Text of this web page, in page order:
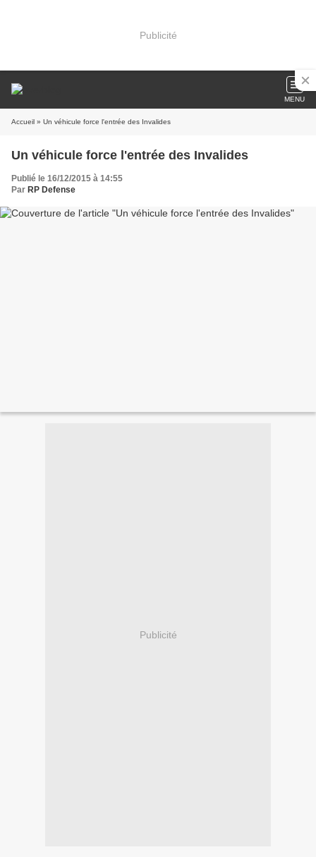
Publicité
MENU
Accueil » Un véhicule force l'entrée des Invalides
Un véhicule force l'entrée des Invalides
Publié le 16/12/2015 à 14:55
Par RP Defense
Publicité